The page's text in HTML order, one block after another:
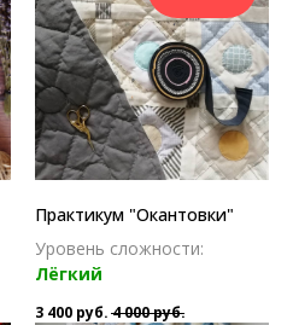
Практикум "Окантовки"
Уровень сложности:
Лёгкий
3 400 руб. 4 000руб.